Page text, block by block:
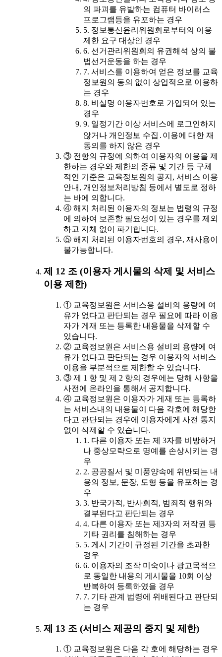
의 파괴를 유발하는 컴퓨터 바이러스
프로그램등을 유포하는 경우
5. 정보통신윤리위원회로부터의 이용
제한 요구 대상인 경우
6. 선거관리위원회의 유권해석 상의 불
법선거운동을 하는 경우
7. 서비스를 이용하여 얻은 정보를 교육
정보원의 동의 없이 상업적으로 이용하
는 경우
8. 비실명 이용자번호로 가입되어 있는
경우
9. 일정기간 이상 서비스에 로그인하지
않거나 개인정보 수집․이용에 대한 재
동의를 하지 않은 경우
③ 전항의 규정에 의하여 이용자의 이용을 제
한하는 경우와 제한의 종류 및 기간 등 구체
적인 기준은 교육정보원의 공지, 서비스 이용
안내, 개인정보처리방침 등에서 별도로 정하
는 바에 의합니다.
④ 해지 처리된 이용자의 정보는 법령의 규정
에 의하여 보존할 필요성이 있는 경우를 제외
하고 지체 없이 파기합니다.
⑤ 해지 처리된 이용자번호의 경우, 재사용이
불가능합니다.
제 12 조 (이용자 게시물의 삭제 및 서비스
이용 제한)
① 교육정보원은 서비스용 설비의 용량에 여
유가 없다고 판단되는 경우 필요에 따라 이용
자가 게재 또는 등록한 내용물을 삭제할 수
있습니다.
② 교육정보원은 서비스용 설비의 용량에 여
유가 없다고 판단되는 경우 이용자의 서비스
이용을 부분적으로 제한할 수 있습니다.
③ 제 1 항 및 제 2 항의 경우에는 당해 사항을
사전에 온라인을 통해서 공지합니다.
④ 교육정보원은 이용자가 게재 또는 등록하
는 서비스내의 내용물이 다음 각호에 해당한
다고 판단되는 경우에 이용자에게 사전 통지
없이 삭제할 수 있습니다.
1. 다른 이용자 또는 제 3자를 비방하거
나 중상모략으로 명예를 손상시키는 경
우
2. 공공질서 및 미풍양속에 위반되는 내
용의 정보, 문장, 도형 등을 유포하는 경
우
3. 반국가적, 반사회적, 범죄적 행위와
결부된다고 판단되는 경우
4. 다른 이용자 또는 제3자의 저작권 등
기타 권리를 침해하는 경우
5. 게시 기간이 규정된 기간을 초과한
경우
6. 이용자의 조작 미숙이나 광고목적으
로 동일한 내용의 게시물을 10회 이상
반복하여 등록하였을 경우
7. 기타 관계 법령에 위배된다고 판단되
는 경우
제 13 조 (서비스 제공의 중지 및 제한)
① 교육정보원은 다음 각 호에 해당하는 경우